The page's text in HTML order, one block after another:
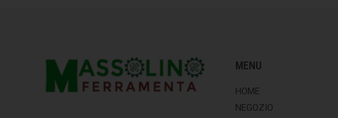
MENU
HOME
NEGOZIO